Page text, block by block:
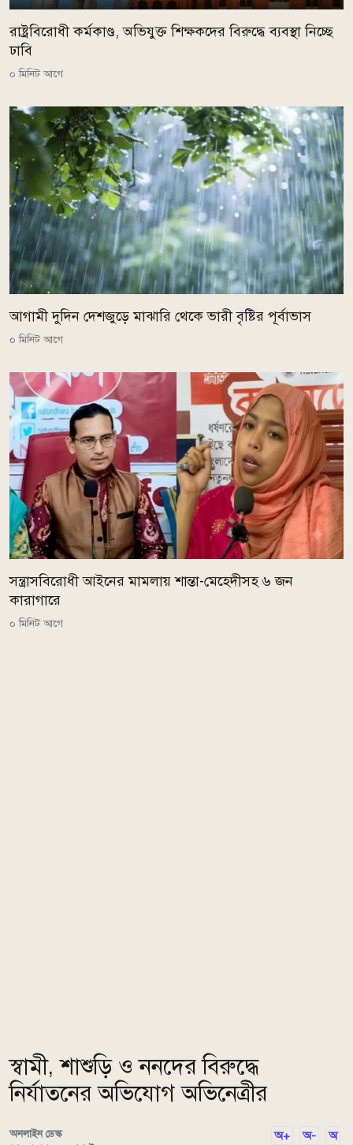
রাষ্ট্রবিরোধী কর্মকাণ্ড, অভিযুক্ত শিক্ষকদের বিরুদ্ধে ব্যবস্থা নিচ্ছে
ঢাবি
০ মিনিট আগে
আগামী দুদিন দেশজুড়ে মাঝারি থেকে ভারী বৃষ্টির পূর্বাভাস
০ মিনিট আগে
সন্ত্রাসবিরোধী আইনের মামলায় শান্তা-মেহেদীসহ ৬ জন
কারাগারে
০ মিনিট আগে
স্বামী, শাশুড়ি ও ননদের বিরুদ্ধে
নির্যাতনের অভিযোগ অভিনেত্রীর
অনলাইন ডেস্ক
অ+ অ- অ